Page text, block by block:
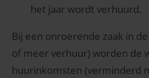
het jaar wordt verhuurd.
Bij een onroerende zaak in
of meer verhuur) worden de
huurinkomsten (verminderd